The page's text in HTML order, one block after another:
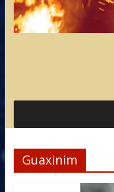
Guaxinim